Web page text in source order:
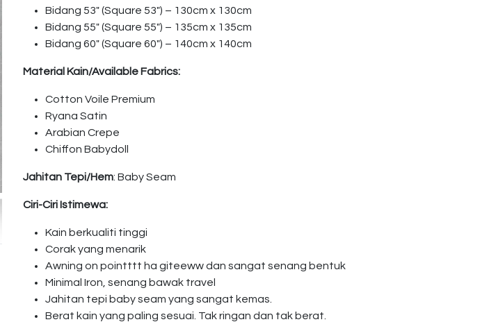
Bidang 53″ (Square 53″) – 130cm x 130cm
Bidang 55″ (Square 55″) – 135cm x 135cm
Bidang 60″ (Square 60″) – 140cm x 140cm
Material Kain/Available Fabrics:
Cotton Voile Premium
Ryana Satin
Arabian Crepe
Chiffon Babydoll
Jahitan Tepi/Hem: Baby Seam
Ciri-Ciri Istimewa:
Kain berkualiti tinggi
Corak yang menarik
Awning on pointttt ha giteeww dan sangat senang bentuk
Minimal Iron, senang bawak travel
Jahitan tepi baby seam yang sangat kemas.
Berat kain yang paling sesuai. Tak ringan dan tak berat.